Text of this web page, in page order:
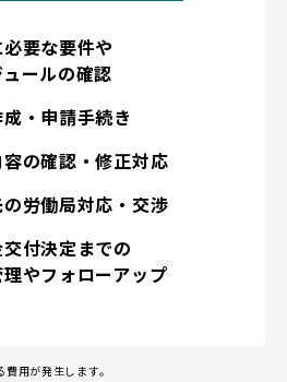
要な要件や
ールの確認
・申請手続き
の確認・修正対応
労働局対応・交渉
付決定までの
やフォローアップ
用が発生します。